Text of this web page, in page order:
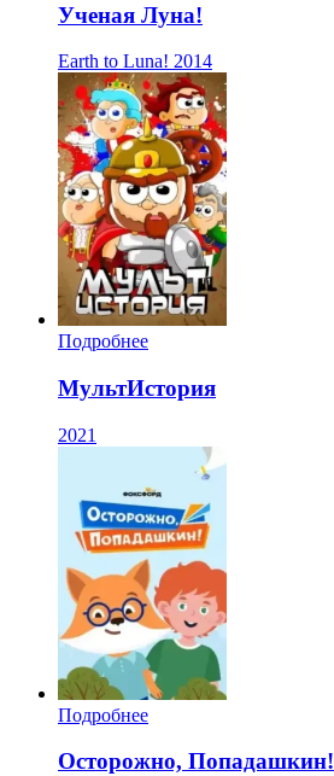
Ученая Луна!
Earth to Luna! 2014
Подробнее
МультИстория
2021
Подробнее
Осторожно, Попадашкин!